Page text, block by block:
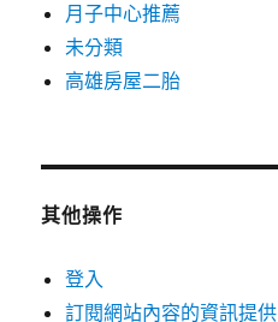
月子中心推薦
未分類
高雄房屋二胎
其他操作
登入
訂閱網站內容的資訊提供